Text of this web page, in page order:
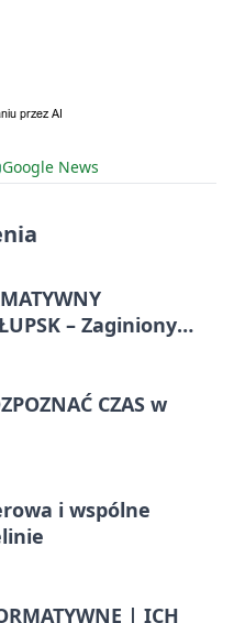
Google News
– Zaginiony
CZAS w
i wspólne
| ICH